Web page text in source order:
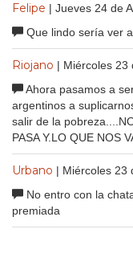
Felipe | Jueves 24 de
Que lindo sería ver
Riojano | Miércoles 23
Ahora pasamos a
argentinos a
salir de la
PASA Y.LO QUE NOS
Urbano | Miércoles 23
No entro con la
premiada